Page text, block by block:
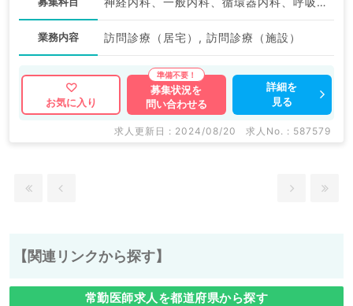
業務内容 訪問診療（居宅）, 訪問診療（施設）
お気に入り
募集状況を
問い合わせる
詳細を
見る
求人更新日 : 2024/08/20 求人No. : 587579
【関連リンクから探す】
常勤医師求人を都道府県から探す